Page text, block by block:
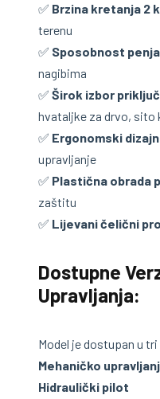
✅ Brzina kretanja 2
terenu
✅ Sposobnost
nagibima
✅ Širok izbor
hvataljke za drvo, sito
✅ Ergonomski dizajn
upravljanje
✅ Plastična obrada
zaštitu
✅ Lijevani čelični
Dostupne
Upravljanja:
Model je dostupan u
Mehaničko
Hidraulički pilot